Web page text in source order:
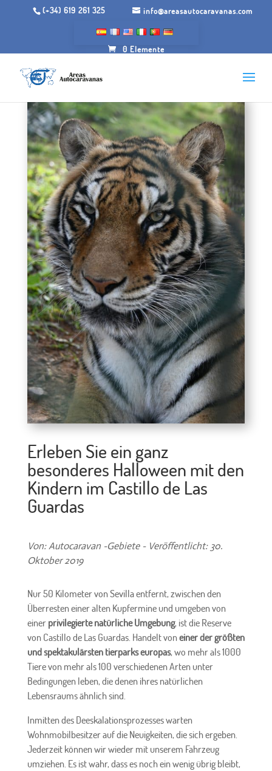
(+34) 619 261 325 info@areasautocaravanas.com
0 Elemente
Erleben Sie ein ganz
besonderes Halloween mit den
Kindern im Castillo de Las
Guardas
Von: Autocaravan -Gebiete - Veröffentlicht: 30.
Oktober 2019
Nur 50 Kilometer von Sevilla entfernt, zwischen den
Überresten einer alten Kupfermine und umgeben von
einer privilegierte natürliche Umgebung, ist die Reserve
von Castillo de Las Guardas. Handelt voneiner der größten
und spektakulärsten tierparks europas, wo mehr als 1000
Tiere von mehr als 100 verschiedenen Arten unter
Bedingungen leben, die denen ihres natürlichen
Lebensraums ähnlich sind.
Inmitten des Deeskalationsprozesses warten
Wohnmobilbesitzer auf die Neuigkeiten, die sich ergeben.
Jederzeit können wir wieder mit unserem Fahrzeug
umziehen. Es ist wahr, dass es noch ein wenig übrig bleibt,